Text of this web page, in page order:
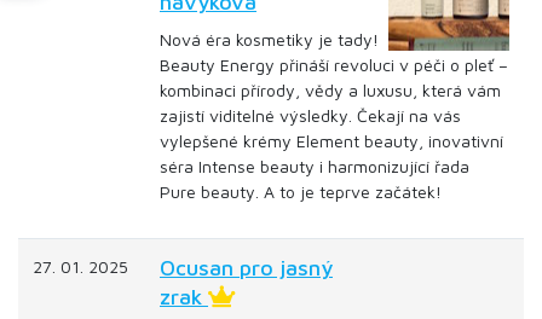
Nová éra kosmetiky je tady!
Beauty Energy přináší revoluci v péči o pleť –
kombinaci přírody, vědy a luxusu, která vám
zajistí viditelné výsledky. Čekají na vás
vylepšené krémy Element beauty, inovativní
séra Intense beauty i harmonizující řada
Pure beauty. A to je teprve začátek!
27. 01. 2025
Ocusan pro jasný
zrak